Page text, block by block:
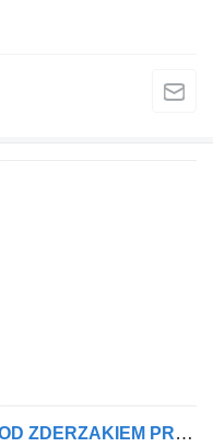
DAF XF / XG (2021-) OSŁONA POD ZDERZAKIEM PRAWYM do DAF